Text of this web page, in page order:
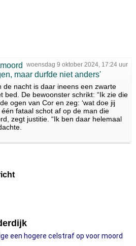
woensdag 9 oktober 2024, 17:24 uur
maar durfde niet anders'
de nacht is daar ineens een zwarte
bed. De bewoonster schrikt: “Ik zie die
ogen van Cor en zeg: ‘wat doe jij
één fataal schot af op de man die
zegt justitie. “Ik ben daar helemaal
een hogere celstraf op voor moord